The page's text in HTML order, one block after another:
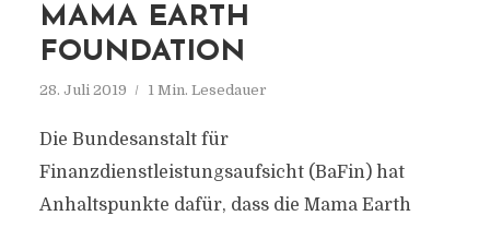
MAMA EARTH
FOUNDATION
28. Juli 2019 1 Min. Lesedauer
Die Bundesanstalt für
Finanzdienstleistungsaufsicht (BaFin) hat
Anhaltspunkte dafür, dass die Mama Earth